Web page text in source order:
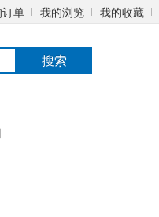
单 我的浏览 我的收藏
搜索